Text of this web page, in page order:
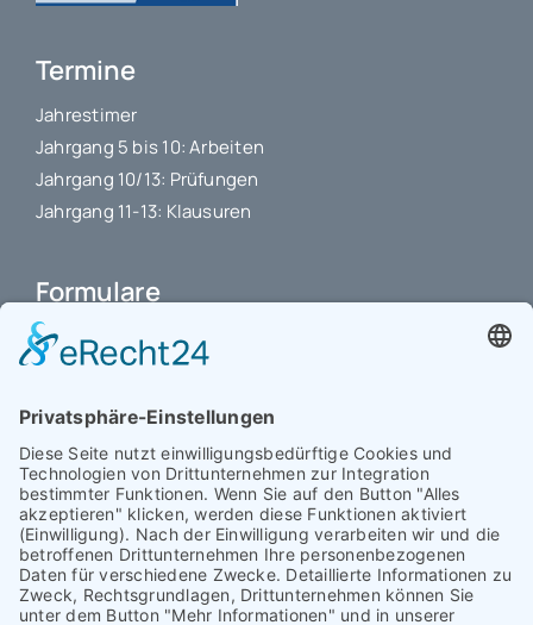
Termine
Jahrestimer
Jahrgang 5 bis 10: Arbeiten
Jahrgang 10/13: Prüfungen
Jahrgang 11-13: Klausuren
Formulare
Schulbuchkauf Schuljahr 2026-2027
Antrag auf Erstattung von Auslagen
Interner L-S-Beschwerdezettel
Antrag auf Freistellung vom Unterricht
Antrag für selbstständigen Heimweg bei Unwohlsein
(ab Jg. 9)
Antrag 10GL Pausenregelung
Datenschutz-Information